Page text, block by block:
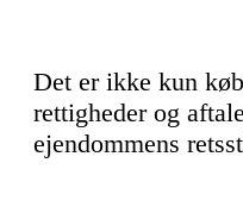
Det er ikke kun
rettigheder og
ejendommens